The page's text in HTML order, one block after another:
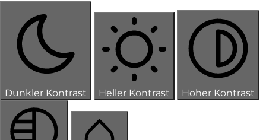
Dunkler Kontrast Heller Kontrast Hoher Kontrast